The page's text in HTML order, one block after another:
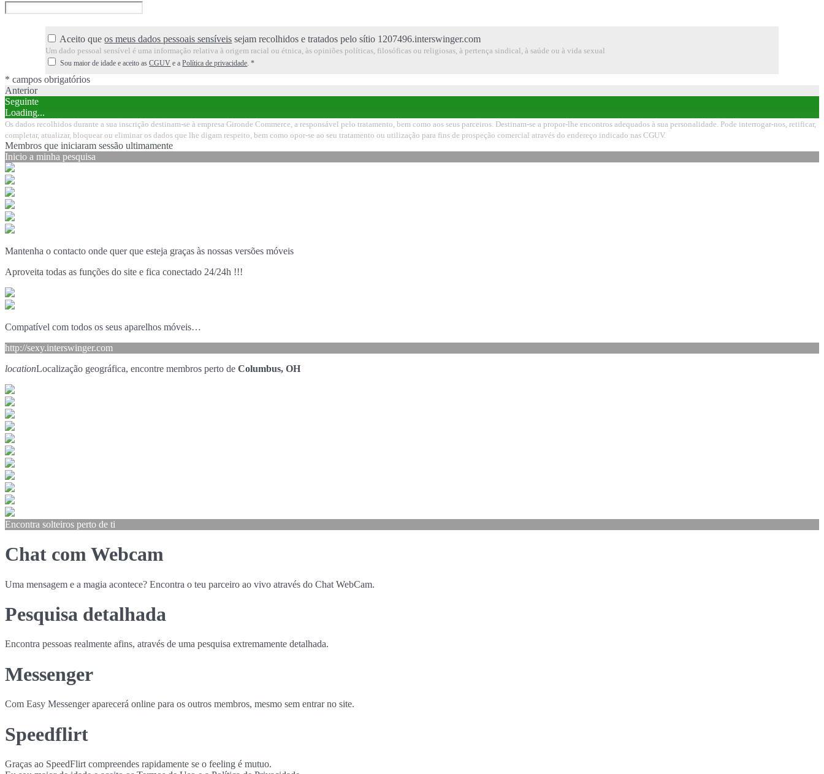
Aceito queos meus dados pessoais sensíveis sejam recolhidos e tratados pelo sítio 1207496.interswinger.com
Um dado pessoal sensível é uma informação relativa à origem racial ou étnica, às opiniões políticas, filosóficas ou religiosas, à pertença sindical, à saúde ou à vida sexual
Sou maior de idade e aceito asCGUV e aPolítica de privacidade .*
* campos obrigatórios
Anterior
Seguinte
Loading...
Os dados recolhidos durante a sua inscrição destinam-se à empresa Gironde Commerce, a responsável pelo tratamento, bem como aos seus parceiros. Destinam-se a propor-lhe encontros adequados à sua personalidade. Pode interrogar-nos, retificar,
completar, atualizar, bloquear ou eliminar os dados que lhe digam respeito, bem como opor-se ao seu tratamento ou utilização para fins de prospeção comercial através do endereço indicado nas CGUV.
Membros que iniciaram sessão ultimamente
Inicio a minha pesquisa
Mantenha o contacto onde quer que esteja graças às nossas versões móveis
Aproveita todas as funções do site e fica conectado 24/24h !!!
Compatível com todos os seus aparelhos móveis…
http://sexy.interswinger.com
locationLocalização geográfica, encontre membros perto de Columbus, OH
Encontra solteiros perto de ti
Chat com Webcam
Uma mensagem e a magia acontece? Encontra o teu parceiro ao vivo através do Chat WebCam.
Pesquisa detalhada
Encontra pessoas realmente afins, através de uma pesquisa extremamente detalhada.
Messenger
Com Easy Messenger aparecerá online para os outros membros, mesmo sem entrar no site.
Speedflirt
Graças ao SpeedFlirt compreendes rapidamente se o feeling é mutuo.